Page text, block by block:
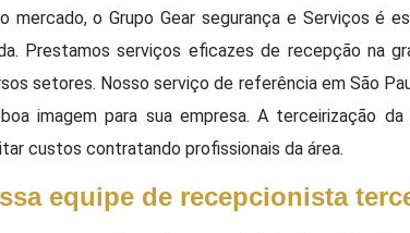
mercado, o Grupo Gear segurança e Serviços é
Prestamos serviços eficazes de recepção na
setores. Nosso serviço de referência em São
imagem para sua empresa. A terceirização
custos contratando profissionais da área.
equipe de recepcionista